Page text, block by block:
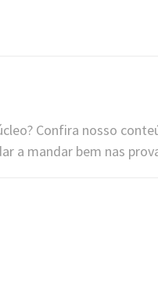
Confira nosso
a mandar bem nas